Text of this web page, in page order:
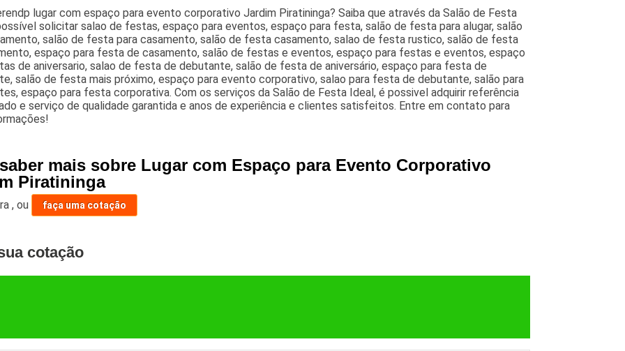
lugar com espaço para evento corporativo Jardim Piratininga? Saiba que através da Salão de Festa
solicitar salao de festas, espaço para eventos, espaço para festa, salão de festa para alugar, salão
salão de festa para casamento, salão de festa casamento, salao de festa rustico, salão de festa
espaço para festa de casamento, salão de festas e eventos, espaço para festas e eventos, espaço
de aniversario, salao de festa de debutante, salão de festa de aniversário, espaço para festa de
salão de festa mais próximo, espaço para evento corporativo, salao para festa de debutante, salão para
espaço para festa corporativa. Com os serviços da Salão de Festa Ideal, é possivel adquirir referência
e serviço de qualidade garantida e anos de experiência e clientes satisfeitos. Entre em contato para
mais sobre Lugar com Espaço para Evento Corporativo
Piratininga
,ou faça uma cotação
cotação